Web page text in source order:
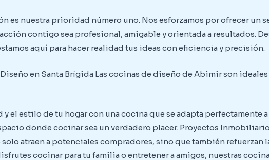
es nuestra prioridad número uno. Nos esforzamos por ofrecer un
contigo sea profesional, amigable y orientada a resultados.
aquí para hacer realidad tus ideas con eficiencia y precisión.
en Santa Brígida Las cocinas de diseño de Abimir son ideales
el estilo de tu hogar con una cocina que se adapta perfectamente
donde cocinar sea un verdadero placer. Proyectos
atraen a potenciales compradores, sino que también refuerzan
cocinar para tu familia o entretener a amigos, nuestras